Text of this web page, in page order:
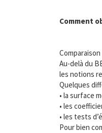
Comment
Au-delà du
les notions
Quelques
• la surface
• les
• les tests
Pour bien